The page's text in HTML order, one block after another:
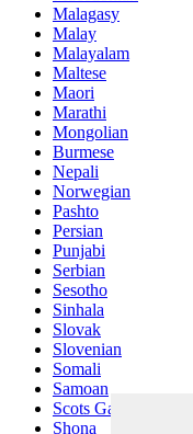
Malagasy
Malay
Malayalam
Maltese
Maori
Marathi
Mongolian
Burmese
Nepali
Norwegian
Pashto
Persian
Punjabi
Serbian
Sesotho
Sinhala
Slovak
Slovenian
Somali
Samoan
Scots Gaelic
Shona